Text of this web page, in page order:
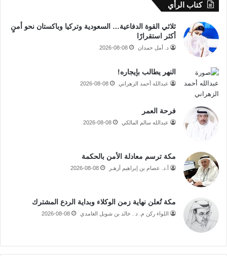
كتاب الرأي
ثلاثي القوة الدفاعية… السعودية وتركيا وباكستان نحو أمنٍ
أكثر استقرارًا
د. أمل حمدان 2026-08-08
النهر يطالب بإيجاره!
عبدالله أحمد الزهراني 2026-08-08
فرحة العمر
عبدالله سالم المالكي 2026-08-08
مكة ترسم معادلة الأمن بالحكمة
أ.د. عصام بن إبراهيم أزهـر 2026-08-08
مكة تُعلن نهاية زمن الوكلاء وبداية الردع المشترك
اللواء ركن م. د . خالد بن شويل الغامدي 2026-08-08